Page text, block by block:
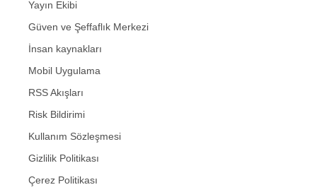
Yayın Ekibi
Güven ve Şeffaflık Merkezi
İnsan kaynakları
Mobil Uygulama
RSS Akışları
Risk Bildirimi
Kullanım Sözleşmesi
Gizlilik Politikası
Çerez Politikası